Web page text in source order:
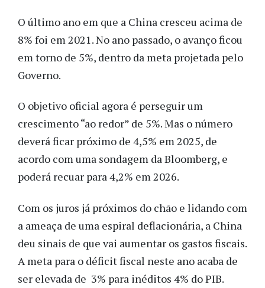
O último ano em que a China cresceu acima de
8% foi em 2021. No ano passado, o avanço ficou
em torno de 5%, dentro da meta projetada pelo
Governo.
O objetivo oficial agora é perseguir um
crescimento “ao redor” de 5%. Mas o número
deverá ficar próximo de 4,5% em 2025, de
acordo com uma sondagem da Bloomberg, e
poderá recuar para 4,2% em 2026.
Com os juros já próximos do chão e lidando com
a ameaça de uma espiral deflacionária, a China
deu sinais de que vai aumentar os gastos fiscais.
A meta para o déficit fiscal neste ano acaba de
ser elevada de 3% para inéditos 4% do PIB.